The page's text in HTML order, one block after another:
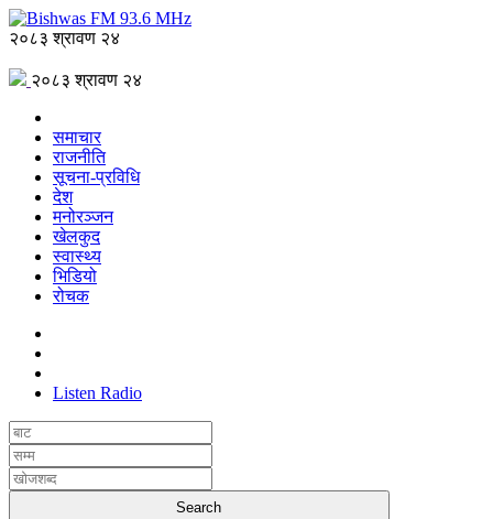
२०८३ श्रावण २४
२०८३ श्रावण २४
समाचार
राजनीति
सूचना-प्रविधि
देश
मनोरञ्जन
खेलकुद
स्वास्थ्य
भिडियो
रोचक
Listen Radio